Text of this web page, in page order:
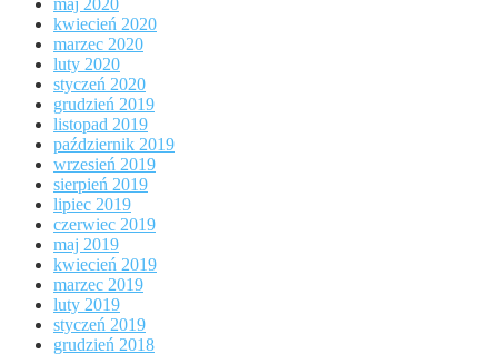
maj 2020
kwiecień 2020
marzec 2020
luty 2020
styczeń 2020
grudzień 2019
listopad 2019
październik 2019
wrzesień 2019
sierpień 2019
lipiec 2019
czerwiec 2019
maj 2019
kwiecień 2019
marzec 2019
luty 2019
styczeń 2019
grudzień 2018